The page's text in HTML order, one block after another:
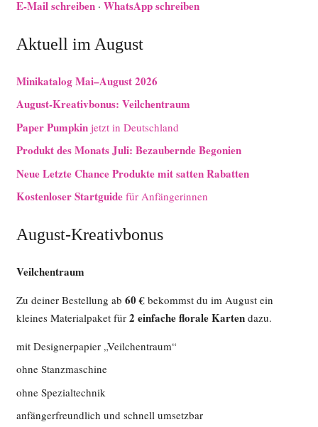
E-Mail schreiben · WhatsApp schreiben
Aktuell im August
Minikatalog Mai–August 2026
August-Kreativbonus: Veilchentraum
Paper Pumpkinjetzt in Deutschland
Produkt des Monats Juli: Bezaubernde Begonien
Neue Letzte Chance Produkte mit satten Rabatten
Kostenloser Startguidefür Anfängerinnen
August-Kreativbonus
Veilchentraum
Zu deiner Bestellung ab 60 €bekommst du im August ein
kleines Materialpaket für 2 einfache florale Kartendazu.
mit Designerpapier „Veilchentraum“
ohne Stanzmaschine
ohne Spezialtechnik
anfängerfreundlich und schnell umsetzbar